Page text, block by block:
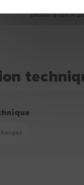
Blister 8 cm X